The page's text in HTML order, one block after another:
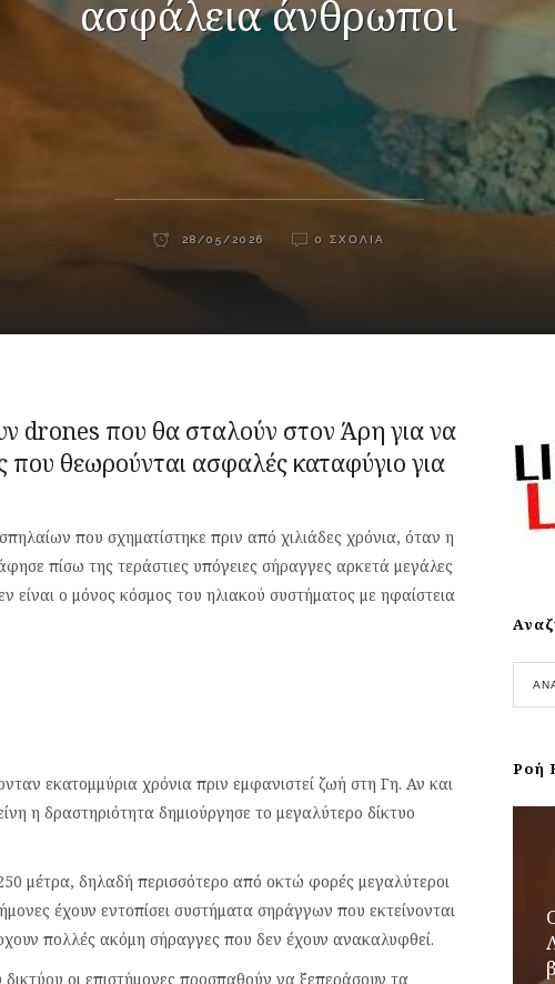
ασφάλεια άνθρωποι
28/05/2026 0 ΣΧΌΛΙΑ
drones που θα σταλούν στον Άρη για να
που θεωρούνται ασφαλές καταφύγιο για
που σχηματίστηκε πριν από χιλιάδες χρόνια, όταν η
πίσω της τεράστιες υπόγειες σήραγγες αρκετά μεγάλες
ο μόνος κόσμος του ηλιακού συστήματος με ηφαίστεια
εκατομμύρια χρόνια πριν εμφανιστεί ζωή στη Γη. Αν και
η δραστηριότητα δημιούργησε το μεγαλύτερο δίκτυο
μέτρα, δηλαδή περισσότερο από οκτώ φορές μεγαλύτεροι
έχουν εντοπίσει συστήματα σηράγγων που εκτείνονται
πολλές ακόμη σήραγγες που δεν έχουν ανακαλυφθεί.
οι επιστήμονες προσπαθούν να ξεπεράσουν τα
Ροή